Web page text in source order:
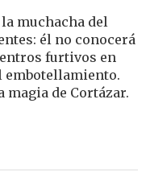
muchacha del
él no conocerá
furtivos en
embotellamiento.
magia de Cortázar.